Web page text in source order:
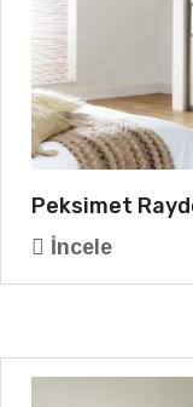
Peksimet
İncele